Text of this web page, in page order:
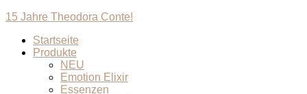
15 Jahre Theodora Conte!
Startseite
Produkte
NEU
Emotion Elixir
Essenzen